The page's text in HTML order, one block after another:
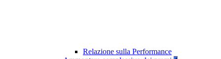
Relazione sulla Performance